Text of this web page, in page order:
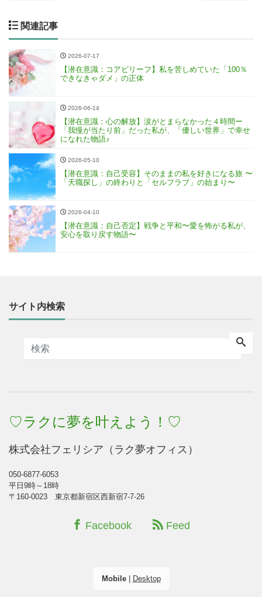
関連記事
2026-07-17
【潜在意識：コアビリーフ】私を苦しめていた「100％
できなきゃダメ」の正体
2026-06-14
【潜在意識：心の解放】涙がとまらなかった４時間ー
「我慢が当たり前」だった私が、「優しい世界」で幸せ
になれた物語♪
2026-05-10
【潜在意識：自己受容】そのままの私を好きになる旅 〜
「天職探し」の終わりと「セルフラブ」の始まり〜
2026-04-10
【潜在意識：自己否定】戦争と平和〜愛を怖がる私が、
安心を取り戻す物語〜
サイト内検索
♡ラクに夢を叶えよう！♡
株式会社フェリシア（ラク夢オフィス）
050-6877-6053
平日9時～18時
〒160-0023 東京都新宿区西新宿7-7-26
Facebook Feed
Mobile| Desktop